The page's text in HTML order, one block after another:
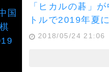
「ヒカルの碁」
トルで2019年夏
2018/05/24 21:06